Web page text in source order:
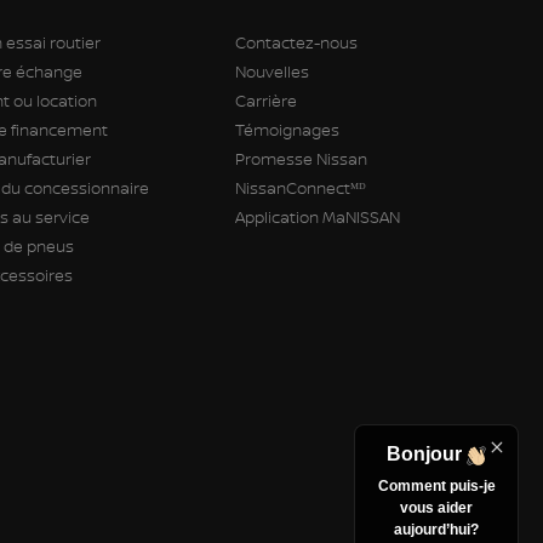
essai routier
échange
ou location
financement
concessionnaire
au service
pneus
Contactez-nous
Nouvelles
Carrière
Témoignages
Promesse Nissan
NissanConnectᴹᴰ
Application MaNISSAN
Bonjour
Comment puis-je
vous aider
aujourd’hui?